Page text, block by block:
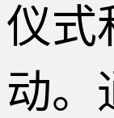
仪式
动。